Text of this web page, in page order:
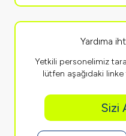
Yardıma
Yetkili personelimiz
lütfen aşağıdaki
Sizi